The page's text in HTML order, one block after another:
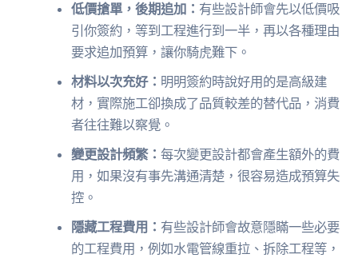
低價搶單，後期追加： 有些設計師會先以低價吸
引你簽約，等到工程進行到一半，再以各種理由
要求追加預算，讓你騎虎難下。
材料以次充好： 明明簽約時說好用的是高級建
材，實際施工卻換成了品質較差的替代品，消費
者往往難以察覺。
變更設計頻繁：每次變更設計都會產生額外的費
用，如果沒有事先溝通清楚，很容易造成預算失
控。
隱藏工程費用： 有些設計師會故意隱瞞一些必要
的工程費用，例如水電管線重拉、拆除工程等，